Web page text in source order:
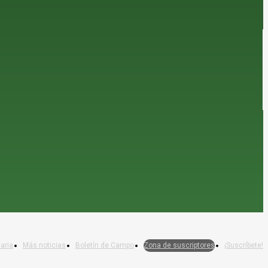
Más noticias Boletín de Campo Zona de suscriptores ¡Suscríbete!